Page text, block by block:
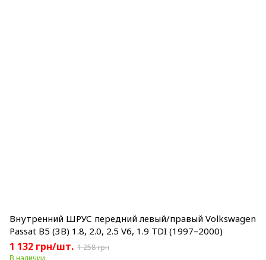
Внутренний ШРУС передний левый/правый Volkswagen
Passat B5 (3B) 1.8, 2.0, 2.5 V6, 1.9 TDI (1997–2000)
1 132 грн/шт. 1 258 грн
В наличии